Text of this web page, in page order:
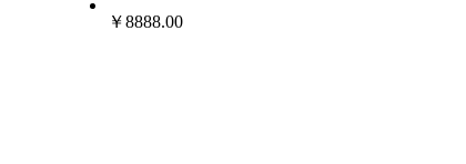
￥8888.00